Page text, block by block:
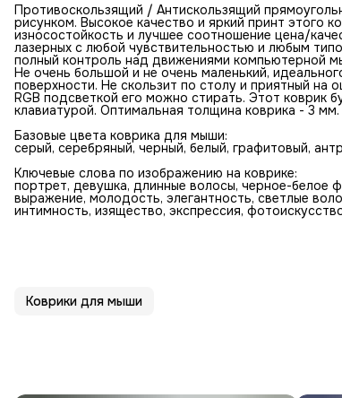
Противоскользящий / Антискользящий
рисунком. Высокое качество и яркий принт этого
износостойкость и лучшее соотношение цена/
лазерных с любой чувствительностью и любым
полный контроль над движениями компьютерной
Не очень большой и не очень маленький,
поверхности. Не скользит по столу и приятный на
RGB подсветкой его можно стирать. Этот коврик
клавиатурой. Оптимальная толщина коврика - 3
Базовые цвета коврика для мыши:
серый, серебряный, черный, белый, графитовый,
Ключевые слова по изображению на коврике:
портрет, девушка, длинные волосы, черное-белое
выражение, молодость, элегантность, светлые
интимность, изящество, экспрессия,
Коврики для мыши